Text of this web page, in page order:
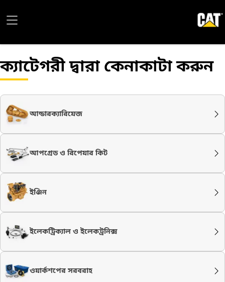
ক্যাটেগরী দ্বারা কেনাকাটা করুন
আন্ডারক্যারিয়েজ
আপগ্রেড ও রিপেয়ার কিট
ইঞ্জিন
ইলেকট্রিক্যাল ও ইলেকট্রনিক্স
ওয়ার্কশপের সরবরাহ